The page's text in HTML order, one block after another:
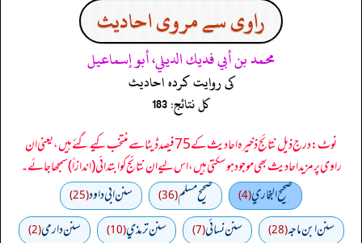
راوی سے مروی احادیث
محمد بن أبي فديك الديلي، أبو إسماعيل
کی روایت کردہ احادیث
کل نتائج: 183
نوٹ: درج ذیل نتائج ذخیرہ احادیث کے 75 فیصد ڈیٹا سے منتخب کیے گئے ہیں، یعنی ان
راوی پر مزید احادیث بھی موجود ہو سکتی ہیں، اس لیے ان نتائج کو ابتدائی (اندازاً) سمجھا جائے۔
صحيح البخاري(4) صحيح مسلم(36) سنن ابي داود(25)
سنن ابن ماجه(28) سنن نسائي(7) سنن ترمذي(10) سنن دارمي(2)